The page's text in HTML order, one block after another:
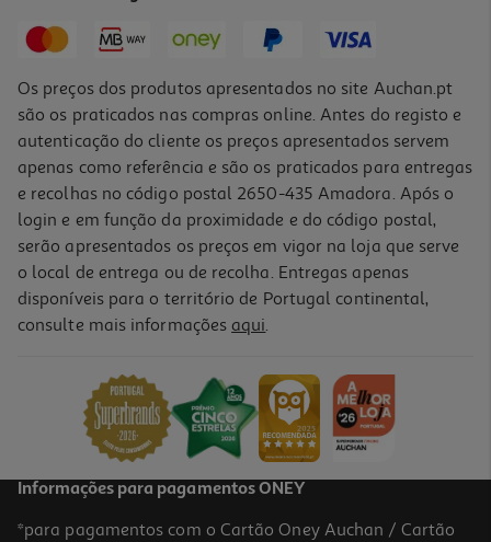
Gloss De Lábios Catrice Filler Supreme 040 32ml
Os preços dos produtos apresentados no site Auchan.pt
são os praticados nas compras online. Antes do registo e
autenticação do cliente os preços apresentados servem
apenas como referência e são os praticados para entregas
e recolhas no código postal 2650-435 Amadora. Após o
login e em função da proximidade e do código postal,
serão apresentados os preços em vigor na loja que serve
o local de entrega ou de recolha. Entregas apenas
disponíveis para o território de Portugal continental,
consulte mais informações aqui.
Informações para pagamentos ONEY
*para pagamentos com o Cartão Oney Auchan / Cartão